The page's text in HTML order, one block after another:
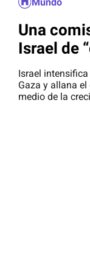
Una
Israel de
Israel
Gaza y allana
medio de la